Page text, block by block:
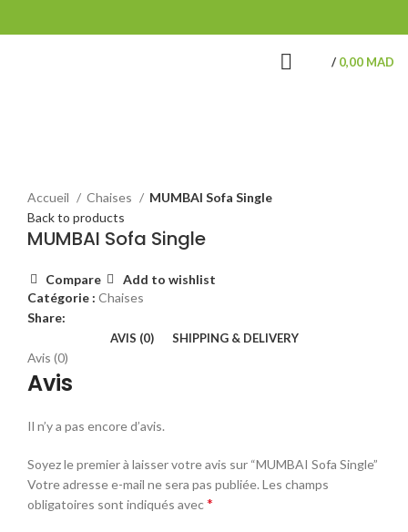
/ 0,00 MAD
Accueil
Chaises
MUMBAI Sofa Single
Back to products
MUMBAI Sofa Single
Compare
Add to wishlist
Catégorie : Chaises
Share:
AVIS (0) SHIPPING & DELIVERY
Avis (0)
Avis
Il n’y a pas encore d’avis.
Soyez le premier à laisser votre avis sur “MUMBAI Sofa Single”
Votre adresse e-mail ne sera pas publiée.Les champs
obligatoires sont indiqués avec*